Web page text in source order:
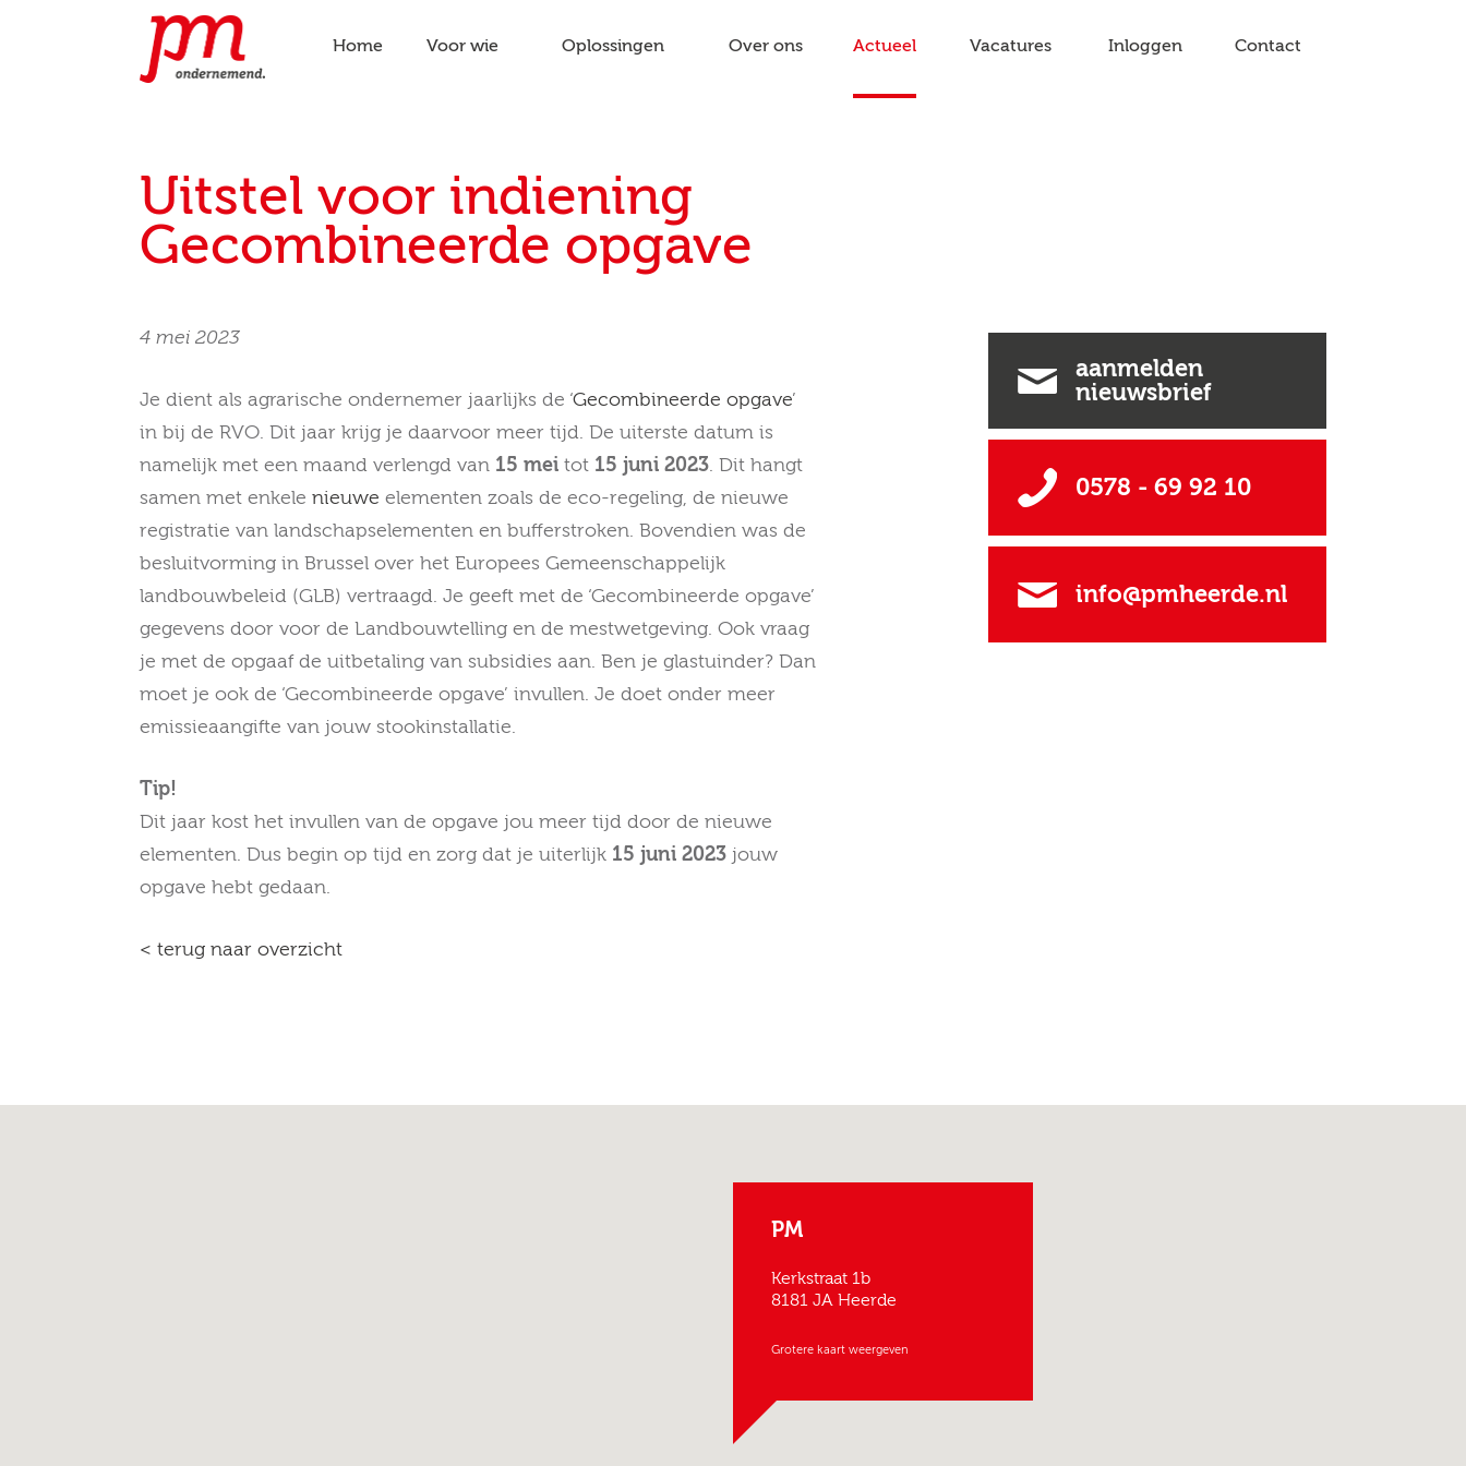
Home Voor wie Oplossingen Over ons Actueel Vacatures Inloggen Contact
Uitstel voor indiening
Gecombineerde opgave
4 mei 2023
Je dient als agrarische ondernemer jaarlijks de ‘Gecombineerde opgave’
in bij de RVO. Dit jaar krijg je daarvoor meer tijd. De uiterste datum is
namelijk met een maand verlengd van 15 mei tot 15 juni 2023. Dit hangt
samen met enkele nieuwe elementen zoals de eco-regeling, de nieuwe
registratie van landschapselementen en bufferstroken. Bovendien was de
besluitvorming in Brussel over het Europees Gemeenschappelijk
landbouwbeleid (GLB) vertraagd. Je geeft met de ‘Gecombineerde opgave’
gegevens door voor de Landbouwtelling en de mestwetgeving. Ook vraag
je met de opgaaf de uitbetaling van subsidies aan. Ben je glastuinder? Dan
moet je ook de ‘Gecombineerde opgave’ invullen. Je doet onder meer
emissieaangifte van jouw stookinstallatie.
Tip!
Dit jaar kost het invullen van de opgave jou meer tijd door de nieuwe
elementen. Dus begin op tijd en zorg dat je uiterlijk 15 juni 2023 jouw
opgave hebt gedaan.
< terug naar overzicht
aanmelden
nieuwsbrief
0578 - 69 92 10
info@pmheerde.nl
PM
Kerkstraat 1b
8181 JA Heerde
Grotere kaart weergeven